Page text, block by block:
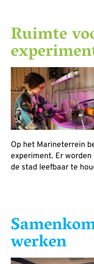
Ruimte
Op het Marineterrein
experiment. Er
de stad leefbaar te
werken